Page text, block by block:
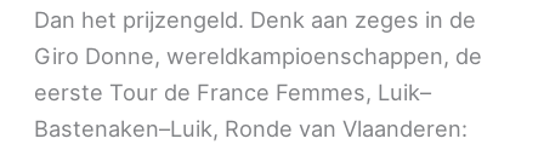
Dan het prijzengeld. Denk aan zeges in de
Giro Donne, wereldkampioenschappen, de
eerste Tour de France Femmes, Luik–
Bastenaken–Luik, Ronde van Vlaanderen: